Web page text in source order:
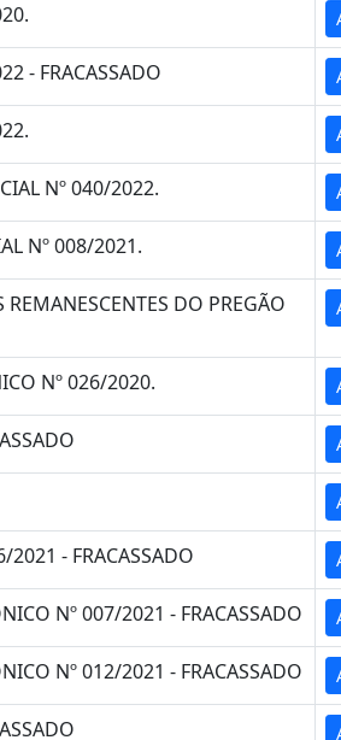
- FRACASSADO
Nº 040/2022.
Nº 008/2021.
DO PREGÃO
Nº 026/2020.
2021 - FRACASSADO
Nº 007/2021 - FRACASSADO
Nº 012/2021 - FRACASSADO